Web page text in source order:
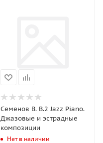
Семенов В. В.2 Jazz Piano.
Джазовые и эстрадные
композиции
Нет в наличии